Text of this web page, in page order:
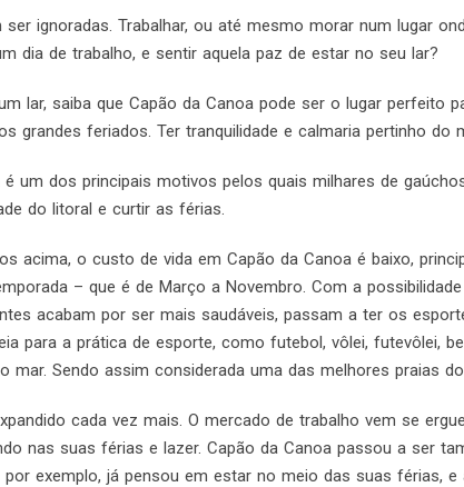
ignoradas. Trabalhar, ou até mesmo morar num lugar
dia de trabalho, e sentir aquela paz de estar no seu lar?
lar, saiba que Capão da Canoa pode ser o lugar
grandes feriados. Ter tranquilidade e calmaria pertinho do
é um dos principais motivos pelos quais milhares de
do litoral e curtir as férias.
acima, o custo de vida em Capão da Canoa é baixo,
– que é de Março a Novembro. Com a
acabam por ser mais saudáveis, passam a ter os
para a prática de esporte, como futebol, vôlei, futevôlei,
Sendo assim considerada uma das melhores praias
cada vez mais. O mercado de trabalho vem se
nas suas férias e lazer. Capão da Canoa passou a ser
exemplo, já pensou em estar no meio das suas férias,